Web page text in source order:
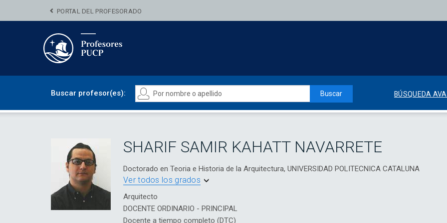
PORTAL DEL PROFESORADO
Buscar profesor(es): Buscar BÚSQUEDA
SHARIF SAMIR KAHATT NAVARRETE
Doctorado en Teoria e Historia de la Arquitectura, UNIVERSIDAD POLITECNICA CATALUNA
Ver todos los grados
Arquitecto
DOCENTE ORDINARIO - PRINCIPAL
Docente a tiempo completo (DTC)